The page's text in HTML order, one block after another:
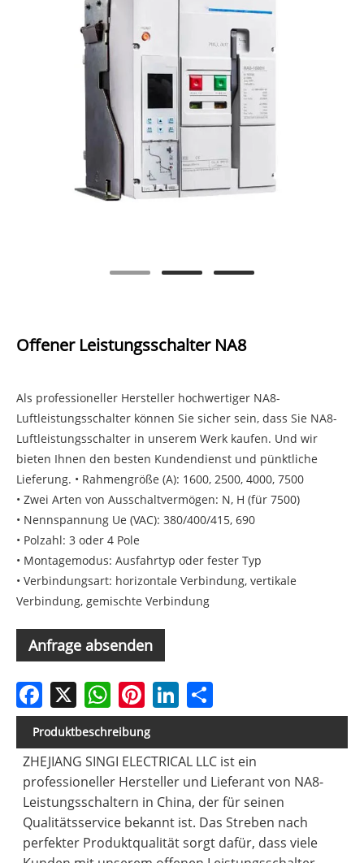
Offener Leistungsschalter NA8
Als professioneller Hersteller hochwertiger NA8-
Luftleistungsschalter können Sie sicher sein, dass Sie NA8-
Luftleistungsschalter in unserem Werk kaufen. Und wir
bieten Ihnen den besten Kundendienst und pünktliche
Lieferung. • Rahmengröße (A): 1600, 2500, 4000, 7500
• Zwei Arten von Ausschaltvermögen: N, H (für 7500)
• Nennspannung Ue (VAC): 380/400/415, 690
• Polzahl: 3 oder 4 Pole
• Montagemodus: Ausfahrtyp oder fester Typ
• Verbindungsart: horizontale Verbindung, vertikale
Verbindung, gemischte Verbindung
Anfrage absenden
Facebook WhatsAppPinterestLinkedIn
Produktbeschreibung
ZHEJIANG SINGI ELECTRICAL LLC ist ein
professioneller Hersteller und Lieferant von NA8-
Leistungsschaltern in China, der für seinen
Qualitätsservice bekannt ist. Das Streben nach
perfekter Produktqualität sorgt dafür, dass viele